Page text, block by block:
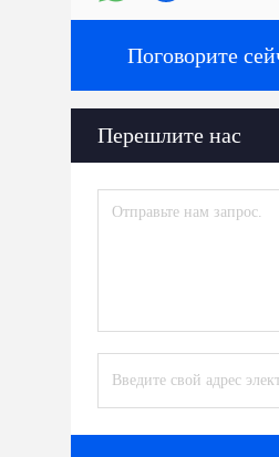
Поговорите
Перешлите нас